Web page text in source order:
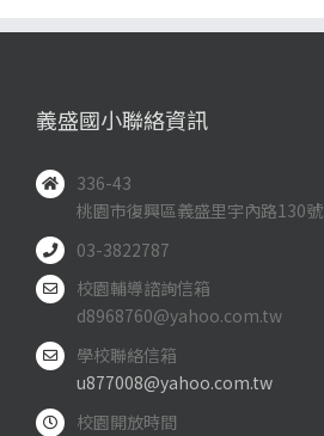
義盛國小聯絡資訊
336-43
桃園市復興區義盛里宇內路130號
03-3822787
校園輔導諮詢信箱
d8968760@yahoo.com.tw
學校聯絡信箱
u877008@yahoo.com.tw
校園開放時間